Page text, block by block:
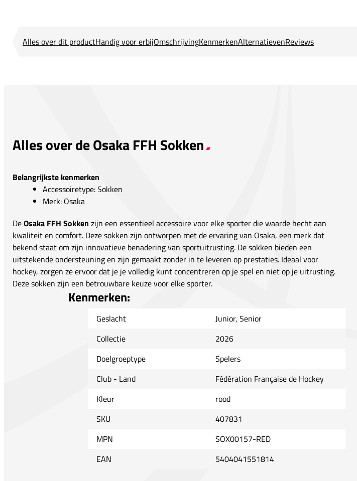
Alles over dit productHandig voor erbijOmschrijvingKenmerkenAlternatievenReviews
Alles over de Osaka FFH Sokken
Belangrijkste kenmerken
Accessoiretype: Sokken
Merk: Osaka
DeOsaka FFH Sokken zijn een essentieel accessoire voor elke sporter die waarde hecht aan
kwaliteit en comfort. Deze sokken zijn ontworpen met de ervaring van Osaka, een merk dat
bekend staat om zijn innovatieve benadering van sportuitrusting. De sokken bieden een
uitstekende ondersteuning en zijn gemaakt zonder in te leveren op prestaties. Ideaal voor
hockey, zorgen ze ervoor dat je je volledig kunt concentreren op je spel en niet op je uitrusting.
Deze sokken zijn een betrouwbare keuze voor elke sporter.
Kenmerken:
Geslacht
Junior, Senior
Collectie
2026
Doelgroeptype
Spelers
Club - Land
Fédération Française de Hockey
Kleur
rood
SKU
407831
MPN
SOX00157-RED
EAN
5404041551814